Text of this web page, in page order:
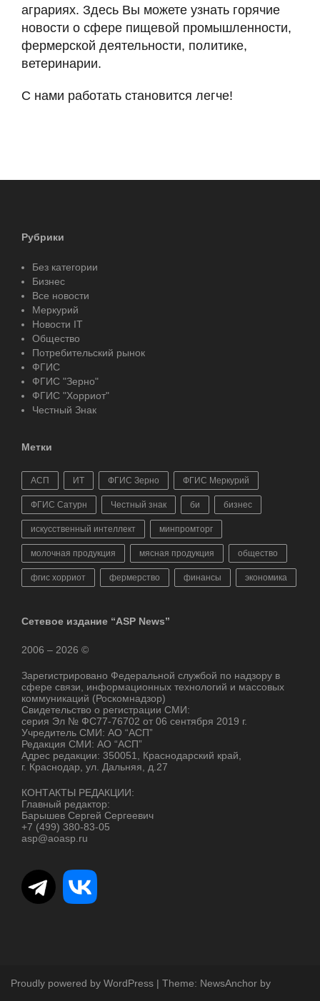
аграриях. Здесь Вы можете узнать горячие
новости о сфере пищевой промышленности,
фермерской деятельности, политике,
ветеринарии.
С нами работать становится легче!
Рубрики
Без категории
Бизнес
Все новости
Меркурий
Новости IT
Общество
Потребительский рынок
ФГИС
ФГИС "Зерно"
ФГИС "Хорриот"
Честный Знак
Метки
АСП ИТ ФГИС Зерно ФГИС Меркурий
ФГИС Сатурн Честный знак би бизнес
искусственный интеллект минпромторг
молочная продукция мясная продукция общество
фгис хорриот фермерство финансы экономика
Сетевое издание “ASP News”
2006 – 2026 ©
Зарегистрировано Федеральной службой по надзору в
сфере связи, информационных технологий и массовых
коммуникаций (Роскомнадзор)
Свидетельство о регистрации СМИ:
серия Эл № ФС77-76702 от 06 сентября 2019 г.
Учредитель СМИ: АО “АСП”
Редакция СМИ: АО “АСП”
Адрес редакции: 350051, Краснодарский край,
г. Краснодар, ул. Дальняя, д.27
КОНТАКТЫ РЕДАКЦИИ:
Главный редактор:
Барышев Сергей Сергеевич
+7 (499) 380-83-05
asp@aoasp.ru
Proudly powered by WordPress | Theme: NewsAnchor by